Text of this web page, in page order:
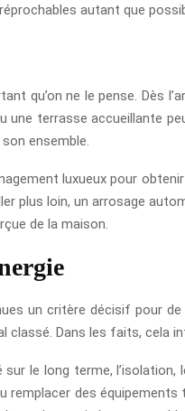
autant que
qu’on ne le pense. Dès
une terrasse accueillante
ensemble.
luxueux pour
plus loin, un arrosage
de la maison.
un critère décisif pour
classé. Dans les faits, cela
le long terme,
remplacer des